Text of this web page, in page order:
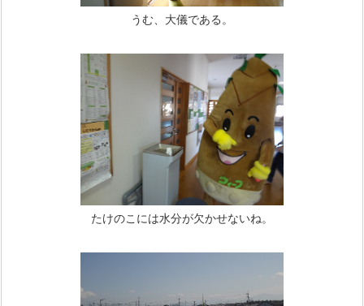
うむ、大儀である。
たけのこには水分が欠かせないね。